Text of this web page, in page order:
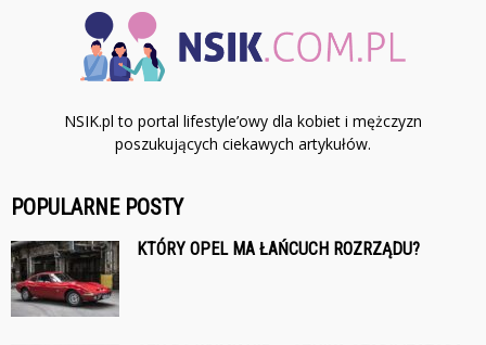
NSIK.pl to portal lifestyle’owy dla kobiet i mężczyzn
poszukujących ciekawych artykułów.
POPULARNE POSTY
KTÓRY OPEL MA ŁAŃCUCH ROZRZĄDU?